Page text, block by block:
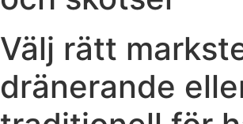
Välj rätt
dränerande